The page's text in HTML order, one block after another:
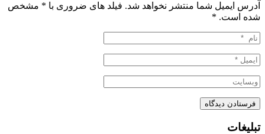
آدرس ایمیل شما منتشر نخواهد شد. فیلد های ضروری با * مشخص
شده است. *
تبلیغات